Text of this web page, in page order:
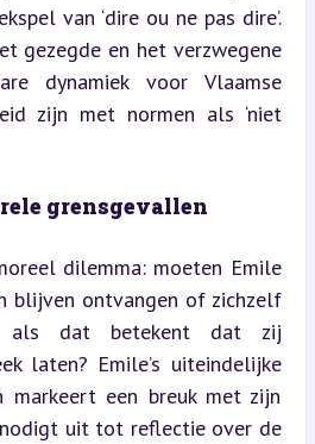
van ‘dire ou ne pas dire’.
gezegde en het verzwegene
dynamiek voor Vlaamse
zijn met normen als ‘niet
grensgevallen
dilemma: moeten Emile
blijven ontvangen of zichzelf
als dat betekent dat zij
laten? Emile’s uiteindelijke
markeert een breuk met zijn
nodigt uit tot reflectie over de